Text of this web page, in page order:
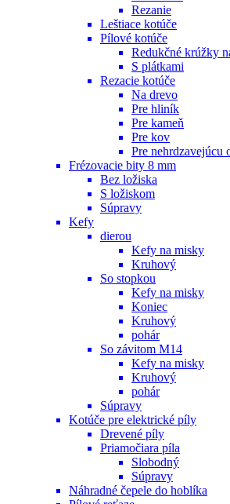
Rezanie
Leštiace kotúče
Pílové kotúče
Redukčné krúžky
S plátkami
Rezacie kotúče
Na drevo
Pre hliník
Pre kameň
Pre kov
Pre nehrdzavejúcu
Frézovacie bity 8 mm
Bez ložiska
S ložiskom
Súpravy
Kefy
dierou
Kefy na misky
Kruhový
So stopkou
Kefy na misky
Koniec
Kruhový
pohár
So závitom M14
Kefy na misky
Kruhový
pohár
Súpravy
Kotúče pre elektrické píly
Drevené píly
Priamočiara píla
Slobodný
Súpravy
Náhradné čepele do hoblíka